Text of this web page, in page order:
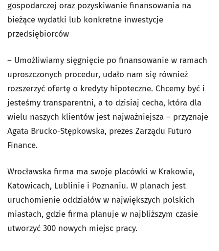
gospodarczej oraz pozyskiwanie finansowania na
bieżące wydatki lub konkretne inwestycje
przedsiębiorców
– Umożliwiamy sięgnięcie po finansowanie w ramach
uproszczonych procedur, udało nam się również
rozszerzyć ofertę o kredyty hipoteczne. Chcemy być i
jesteśmy transparentni, a to dzisiaj cecha, która dla
wielu naszych klientów jest najważniejsza – przyznaje
Agata Brucko-Stępkowska, prezes Zarządu Futuro
Finance.
Wrocławska firma ma swoje placówki w Krakowie,
Katowicach, Lublinie i Poznaniu. W planach jest
uruchomienie oddziałów w największych polskich
miastach, gdzie firma planuje w najbliższym czasie
utworzyć 300 nowych miejsc pracy.